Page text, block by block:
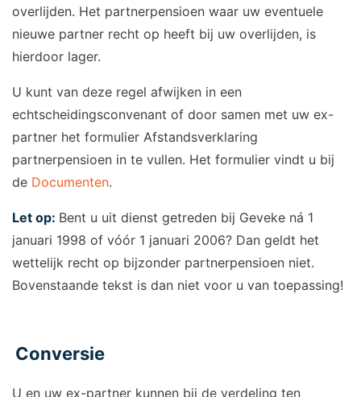
overlijden. Het partnerpensioen waar uw eventuele
nieuwe partner recht op heeft bij uw overlijden, is
hierdoor lager.
U kunt van deze regel afwijken in een
echtscheidingsconvenant of door samen met uw ex-
partner het formulier Afstandsverklaring
partnerpensioen in te vullen. Het formulier vindt u bij
de Documenten.
Let op: Bent u uit dienst getreden bij Geveke ná 1
januari 1998 of vóór 1 januari 2006? Dan geldt het
wettelijk recht op bijzonder partnerpensioen niet.
Bovenstaande tekst is dan niet voor u van toepassing!
Conversie
U en uw ex-partner kunnen bij de verdeling ten